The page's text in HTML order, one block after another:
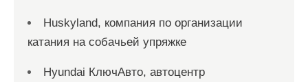
Huskyland, компания по организации
катания на собачьей упряжке
Hyundai КлючАвто, автоцентр